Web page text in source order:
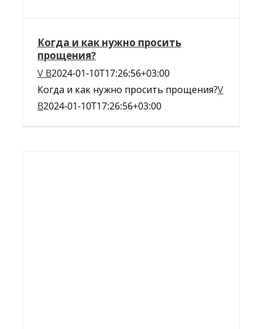
Когда и как нужно просить
прощения?
V B2024-01-10T17:26:56+03:00
Когда и как нужно просить прощения?V
B2024-01-10T17:26:56+03:00